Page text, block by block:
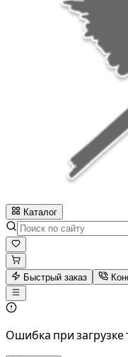
Каталог
Быстрый заказ
Ошибка при загрузке